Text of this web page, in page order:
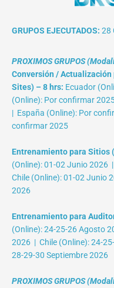
GRUPOS EJECUTADOS: 28
PROXIMOS GRUPOS
Conversión /
Sites) – 8 hrs: Ecuador
(Online): Por confirmar
| España (Online): Por
confirmar 2025
Entrenamiento para Sitios
(Online): 01-02 Junio 2026
Chile (Online): 01-02 Junio
2026
Entrenamiento para
(Online): 24-25-26 Agosto
2026 | Chile (Online): 24-
28-29-30 Septiembre 2026
PROXIMOS GRUPOS